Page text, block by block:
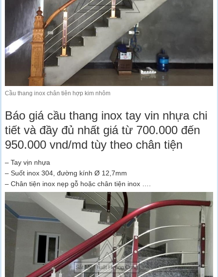
Cầu thang inox chân tiên hợp kim nhôm
Báo giá cầu thang inox tay vin nhựa chi
tiết và đầy đủ nhất giá từ 700.000 đến
950.000 vnd/md tùy theo chân tiện
– Tay vịn nhựa
– Suốt inox 304, đường kính Ø 12,7mm
– Chân tiện inox nẹp gỗ hoặc chân tiện inox ….